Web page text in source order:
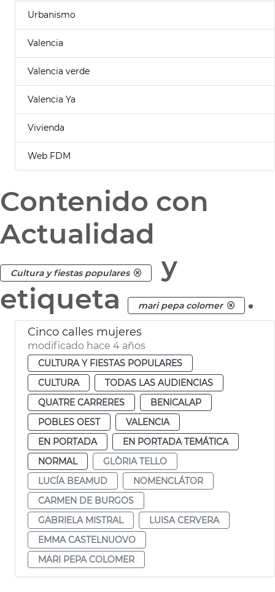
Urbanismo
Valencia
Valencia verde
Valencia Ya
Vivienda
Web FDM
Contenido con
Actualidad
Cultura y fiestas populares
y
etiqueta
mari pepa colomer .
Cinco calles mujeres
modificado hace 4 años
CULTURA Y FIESTAS POPULARES
CULTURA
TODAS LAS AUDIENCIAS
QUATRE CARRERES
BENICALAP
POBLES OEST
VALENCIA
EN PORTADA
EN PORTADA TEMÁTICA
NORMAL
GLÒRIA TELLO
LUCÍA BEAMUD
NOMENCLÁTOR
CARMEN DE BURGOS
GABRIELA MISTRAL
LUISA CERVERA
EMMA CASTELNUOVO
MARI PEPA COLOMER